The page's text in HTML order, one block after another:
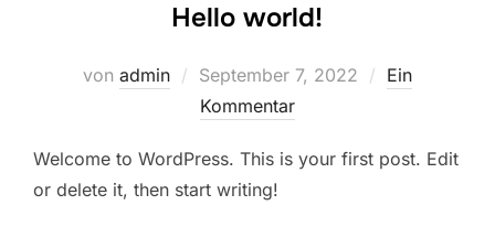
Hello world!
von admin
Veröffentlicht
am
September 7, 2022
Ein
Kommentar
Welcome to WordPress. This is your first post. Edit
or delete it, then start writing!